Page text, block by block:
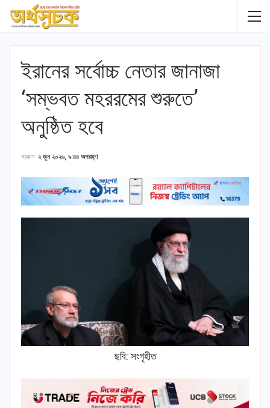
ইরানের সর্বোচ্চ নেতার জানাজা
‘সম্ভবত মহররমের শুরুতে’
অনুষ্ঠিত হবে
প্রকাশ ২ জুন ২০২৬, ৯:৪৪ অপরাহ্ণ
ছবি: সংগৃহীত